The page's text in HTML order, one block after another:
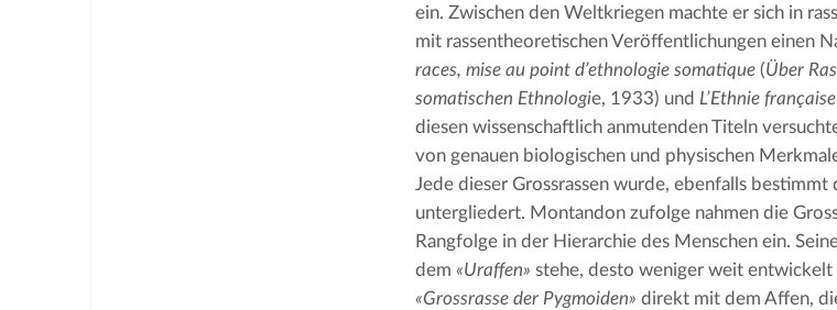
ein. Zwischen den Weltkriegen machte er sich in
mit rassentheoretischen Veröffentlichungen einen
races, mise au point d’ethnologie somatique (Über
somatischen Ethnologie, 1933) und L’Ethnie française
diesen wissenschaftlich anmutenden Titeln
von genauen biologischen und physischen
Jede dieser Grossrassen wurde, ebenfalls bestimmt
untergliedert. Montandon zufolge nahmen die
Rangfolge in der Hierarchie des Menschen ein.
dem «Uraffen»
«Grossrasse der Pygmoiden» direkt mit dem Affen,